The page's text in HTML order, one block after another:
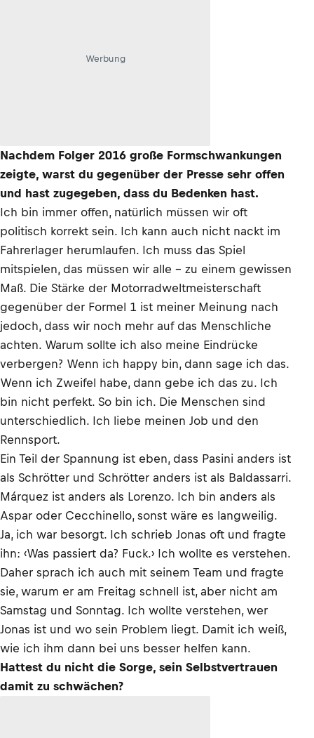
Werbung
Nachdem Folger 2016 große Formschwankungen
zeigte, warst du gegenüber der Presse sehr offen
und hast zugegeben, dass du Bedenken hast.
Ich bin immer offen, natürlich müssen wir oft
politisch korrekt sein. Ich kann auch nicht nackt im
Fahrerlager herumlaufen. Ich muss das Spiel
mitspielen, das müssen wir alle – zu einem gewissen
Maß. Die Stärke der Motorradweltmeisterschaft
gegenüber der Formel 1 ist meiner Meinung nach
jedoch, dass wir noch mehr auf das Menschliche
achten. Warum sollte ich also meine Eindrücke
verbergen? Wenn ich happy bin, dann sage ich das.
Wenn ich Zweifel habe, dann gebe ich das zu. Ich
bin nicht perfekt. So bin ich. Die Menschen sind
unterschiedlich. Ich liebe meinen Job und den
Rennsport.
Ein Teil der Spannung ist eben, dass Pasini anders ist
als Schrötter und Schrötter anders ist als Baldassarri.
Márquez ist anders als Lorenzo. Ich bin anders als
Aspar oder Cecchinello, sonst wäre es langweilig.
Ja, ich war besorgt. Ich schrieb Jonas oft und fragte
ihn: ‹Was passiert da? Fuck.› Ich wollte es verstehen.
Daher sprach ich auch mit seinem Team und fragte
sie, warum er am Freitag schnell ist, aber nicht am
Samstag und Sonntag. Ich wollte verstehen, wer
Jonas ist und wo sein Problem liegt. Damit ich weiß,
wie ich ihm dann bei uns besser helfen kann.
Hattest du nicht die Sorge, sein Selbstvertrauen
damit zu schwächen?